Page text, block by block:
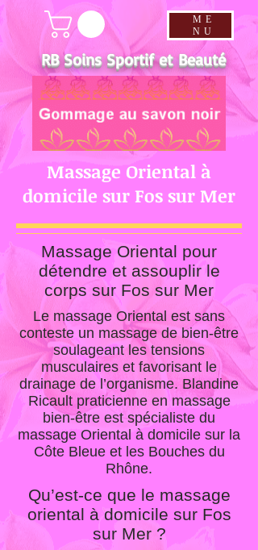
RB Soins Sportif et Beauté
ME
NU
Massage Oriental à
domicile sur Fos sur Mer
Massage Oriental pour
détendre et assouplir le
corps sur Fos sur Mer
Le massage Oriental est sans
conteste un massage de bien-être
soulageant les tensions
musculaires et favorisant le
drainage de l’organisme. Blandine
Ricault praticienne en massage
bien-être est spécialiste du
massage Oriental à domicile sur la
Côte Bleue et les Bouches du
Rhône.
Qu’est-ce que le massage
oriental à domicile sur Fos
sur Mer ?